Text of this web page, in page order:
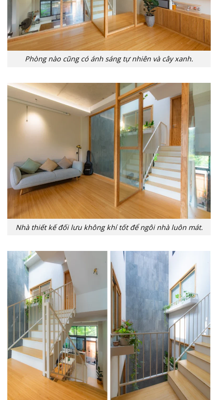
Phòng nào cũng có ánh sáng tự nhiên và cây xanh.
Nhà thiết kế đối lưu không khí tốt để ngôi nhà luôn mát.